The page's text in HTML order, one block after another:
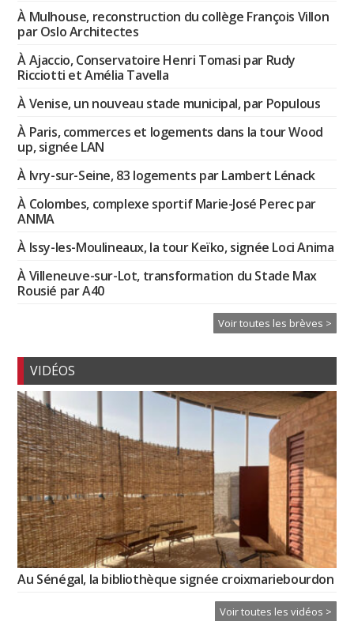
À Mulhouse, reconstruction du collège François Villon
par Oslo Architectes
À Ajaccio, Conservatoire Henri Tomasi par Rudy
Ricciotti et Amélia Tavella
À Venise, un nouveau stade municipal, par Populous
À Paris, commerces et logements dans la tour Wood
up, signée LAN
À Ivry-sur-Seine, 83 logements par Lambert Lénack
À Colombes, complexe sportif Marie-José Perec par
ANMA
À Issy-les-Moulineaux, la tour Keïko, signée Loci Anima
À Villeneuve-sur-Lot, transformation du Stade Max
Rousié par A40
Voir toutes les brèves >
VIDÉOS
Au Sénégal, la bibliothèque signée croixmariebourdon
Voir toutes les vidéos >